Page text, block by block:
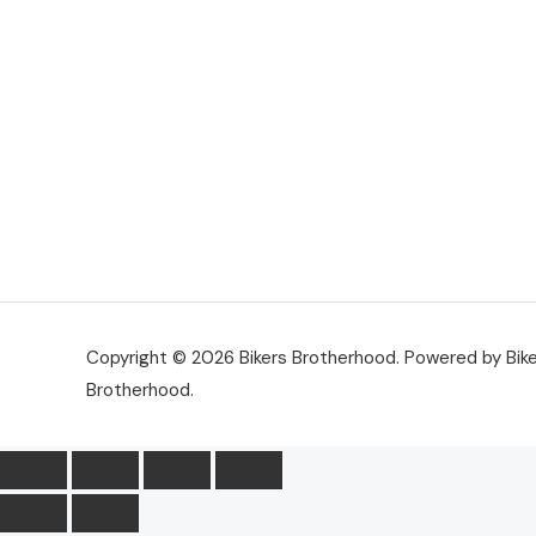
Copyright © 2026 Bikers Brotherhood. Powered by
Brotherhood.